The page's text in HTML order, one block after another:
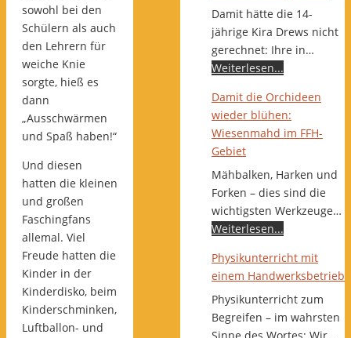
sowohl bei den
Schülern als auch
den Lehrern für
weiche Knie
sorgte, hieß es
dann
„Ausschwärmen
und Spaß haben!“
Und diesen
hatten die kleinen
und großen
Faschingfans
allemal. Viel
Freude hatten die
Kinder in der
Kinderdisko, beim
Kinderschminken,
Luftballon- und
Damit hätte die 14-
jährige Kira Drews nicht
gerechnet: Ihre in…
Weiterlesen...
Damit die Orchideen
wieder blühen:
Wiesenmahd im FFH-
Gebiet
Mähbalken, Harken und
Forken – dies sind die
wichtigsten Werkzeuge…
Weiterlesen...
Physikunterricht mit
einem Handwerksbetrieb
Physikunterricht zum
Begreifen – im wahrsten